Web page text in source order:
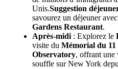
Unis.Suggestion
savourez un déjeuner
Gardens Restaurant.
Après-midi : Explorez le
visite du Mémorial du 11
Observatory, offrant une
souffle sur New York